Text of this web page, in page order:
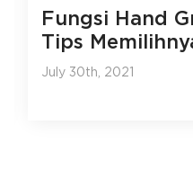
Fungsi Hand
Tips
July 30th, 2021